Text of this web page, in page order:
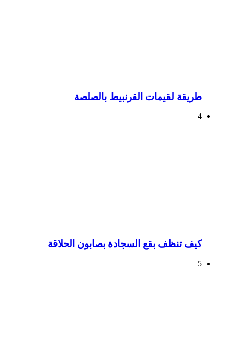
طريقة لقيمات القرنبيط بالصلصة
4
كيف تنظف بقع السجادة بصابون الحلاقة
5